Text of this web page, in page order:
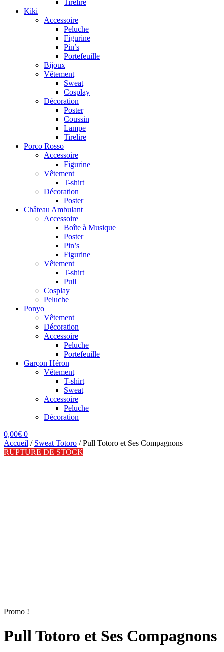
Tirelire
Kiki
Accessoire
Peluche
Figurine
Pin’s
Portefeuille
Bijoux
Vêtement
Sweat
Cosplay
Décoration
Poster
Coussin
Lampe
Tirelire
Porco Rosso
Accessoire
Figurine
Vêtement
T-shirt
Décoration
Poster
Château Ambulant
Accessoire
Boîte à Musique
Poster
Pin’s
Figurine
Vêtement
T-shirt
Pull
Cosplay
Peluche
Ponyo
Vêtement
Décoration
Accessoire
Peluche
Portefeuille
Garçon Héron
Vêtement
T-shirt
Sweat
Accessoire
Peluche
Décoration
0,00€ 0
Accueil / Sweat Totoro /Pull Totoro et Ses Compagnons
RUPTURE DE STOCK
Promo !
Pull Totoro et Ses Compagnons